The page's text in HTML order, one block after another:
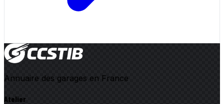
Annuaire des garages en France
Atelier